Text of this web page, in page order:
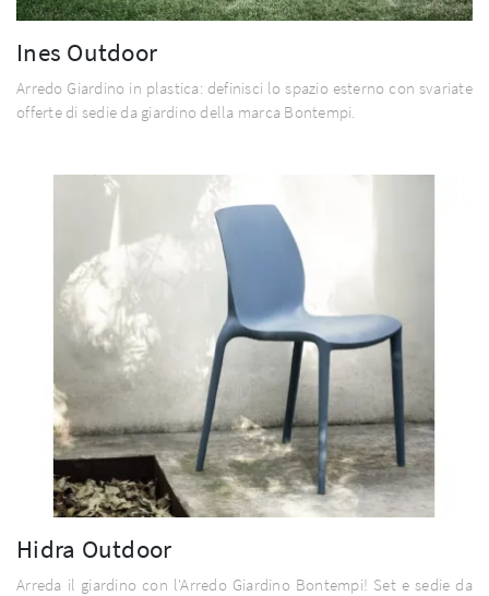
Ines Outdoor
Arredo Giardino in plastica: definisci lo spazio esterno con svariate
offerte di sedie da giardino della marca Bontempi.
Hidra Outdoor
Arreda il giardino con l'Arredo Giardino Bontempi! Set e sedie da